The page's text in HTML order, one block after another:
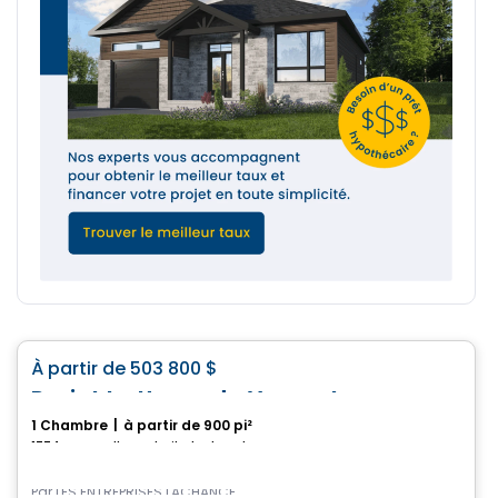
Maison
À partir de 503 800 $
Projet Le Havre du Versant
1 Chambre à partir de 900 pi²
1774 rue Estelle-Gobeil, Sherbrooke, QC
Par LES ENTREPRISES LACHANCE